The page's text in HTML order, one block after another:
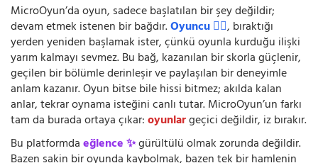
MicroOyun’da oyun, sadece başlatılan bir şey değildir;
devam etmek istenen bir bağdır.Oyuncu 🧍‍♂️, bıraktığı
yerden yeniden başlamak ister, çünkü oyunla kurduğu ilişki
yarım kalmayı sevmez. Bu bağ, kazanılan bir skorla güçlenir,
geçilen bir bölümle derinleşir ve paylaşılan bir deneyimle
anlam kazanır. Oyun bitse bile hissi bitmez; akılda kalan
anlar, tekrar oynama isteğini canlı tutar. MicroOyun’un farkı
tam da burada ortaya çıkar:oyunlargeçici değildir, iz bırakır.
Bu platformdaeğlence ✨gürültülü olmak zorunda değildir.